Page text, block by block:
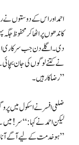
احمد اور اس کے دوستوں نے
کاندھوں پر اٹھا کر محفوظ
دی۔ اگلے دن جب سرکاری
نے کتنے لوگوں کی جان
رضاکار ہیں۔”
ضلعی افسر نے اسکول میں
لیکن احمد نے کہا: “سر! میں
ہو خدمت کے لیے آگے آنا چاہیے۔”